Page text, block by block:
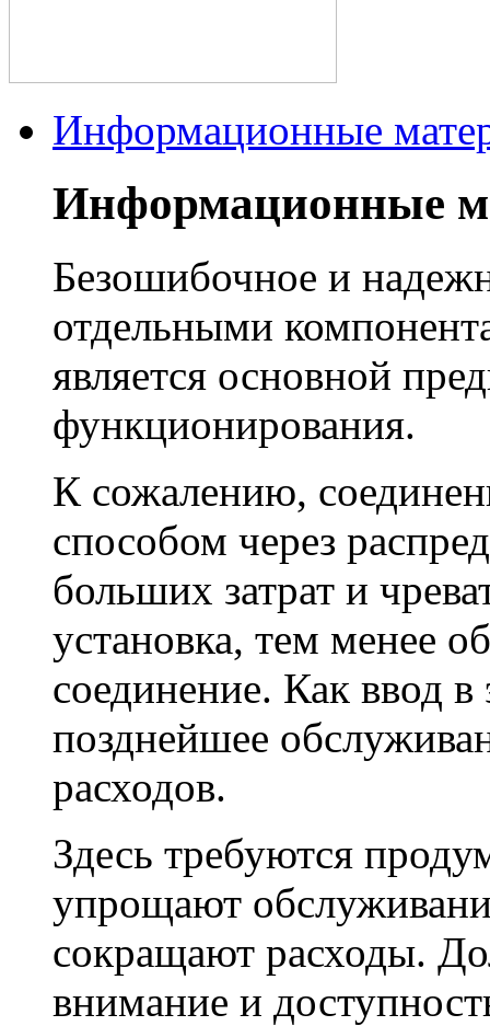
Информационные
Информационные
Безошибочное и
отдельными
является основной
функционирования.
К сожалению,
способом через
больших затрат и
установка, тем менее
соединение. Как ввод
позднейшее
расходов.
Здесь требуются
упрощают
сокращают расходы.
внимание и